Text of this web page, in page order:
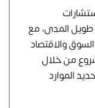
طويل المدى، مع
والاقتصاد
من خلال
الموارد